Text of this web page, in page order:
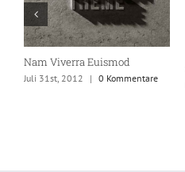
Nam Viverra Euismod
Juli 31st, 2012 | 0 Kommentare